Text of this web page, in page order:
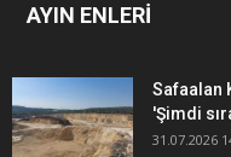
AYIN ENLERİ
Safaalan
'Şimdi
31.07.2026